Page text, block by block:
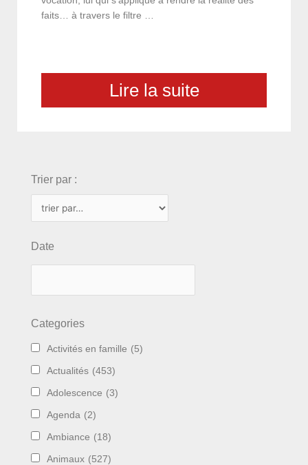
faits… à travers le filtre …
Lire la suite
Trier par :
Date
Categories
Activités en famille (5)
Actualités (453)
Adolescence (3)
Agenda (2)
Ambiance (18)
Animaux (527)